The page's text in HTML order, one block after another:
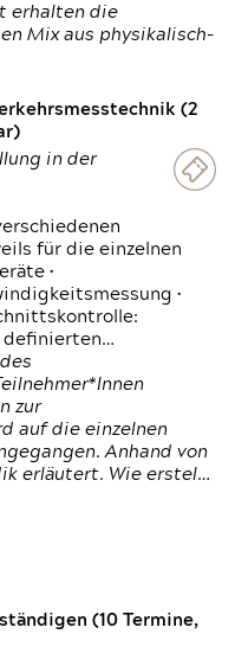
erhalten die
Mix aus physikalisch-
(2
in der
für die einzelnen
•
•
definierten…
zur
auf die einzelnen
Anhand von
erläutert. Wie erstel…
(10 Termine,